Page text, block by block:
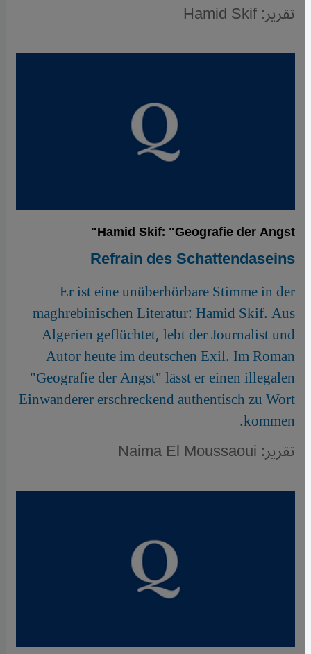
تقرير: Hamid Skif
Hamid Skif: "Geografie der Angst"
Refrain des Schattendaseins
Er ist eine unüberhörbare Stimme in der
maghrebinischen Literatur: Hamid Skif. Aus
Algerien geflüchtet, lebt der Journalist und
Autor heute im deutschen Exil. Im Roman
"Geografie der Angst" lässt er einen illegalen
Einwanderer erschreckend authentisch zu Wort
kommen.
تقرير: Naima El Moussaoui